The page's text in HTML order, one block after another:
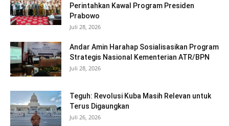
Perintahkan Kawal Program Presiden
Prabowo
Juli 28, 2026
Andar Amin Harahap Sosialisasikan Program
Strategis Nasional Kementerian ATR/BPN
Juli 28, 2026
Teguh: Revolusi Kuba Masih Relevan untuk
Terus Digaungkan
Juli 26, 2026